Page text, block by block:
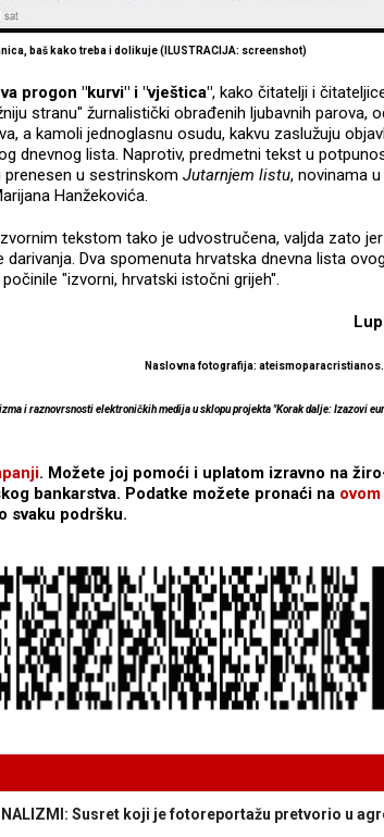
baš kako treba i dolikuje (ILUSTRACIJA: screenshot)
progon "kurvi" i "vještica", kako čitatelji i
stranu" žurnalistički obrađenih ljubavnih parova,
a kamoli jednoglasnu osudu, kakvu zaslužuju
dnevnog lista. Naprotiv, predmetni tekst u
prenesen u sestrinskom Jutarnjem listu, novinama u
Hanžekovića.
tekstom tako je udvostručena, valjda zato
Dva spomenuta hrvatska dnevna lista
"izvorni, hrvatski istočni grijeh".
Naslovna fotografija:
i raznovrsnosti elektroničkih medija u sklopu projekta "Korak dalje: Izazovi
. Možete joj pomoći i uplatom izravno na
bankarstva. Podatke možete pronaći na
svaku podršku.
Susret koji je fotoreportažu pretvorio u